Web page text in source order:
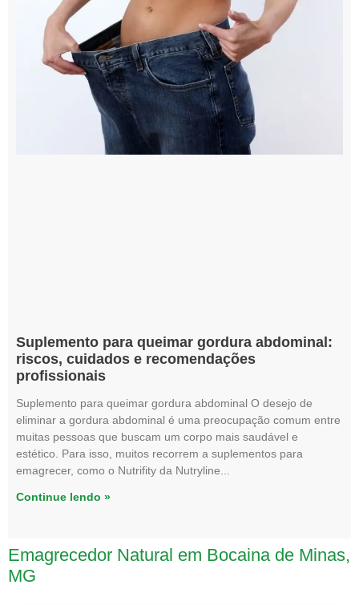
Suplemento para queimar gordura abdominal:
riscos, cuidados e recomendações
profissionais
Suplemento para queimar gordura abdominal O desejo de
eliminar a gordura abdominal é uma preocupação comum entre
muitas pessoas que buscam um corpo mais saudável e
estético. Para isso, muitos recorrem a suplementos para
emagrecer, como o Nutrifity da Nutryline
Continue lendo »
Emagrecedor Natural em Bocaina de Minas,
MG